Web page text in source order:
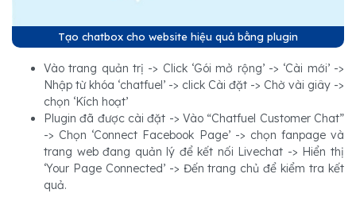
Tạo chatbox cho website hiệu quả bằng plugin
Vào trang quản trị -> Click ‘Gói mở rộng’ -> ‘Cài mới’ ->
Nhập từ khóa ‘chatfuel’ -> click Cài đặt -> Chờ vài giây ->
chọn ‘Kích hoạt’
Plugin đã được cài đặt -> Vào “Chatfuel Customer Chat”
-> Chọn ‘Connect Facebook Page’ -> chọn fanpage và
trang web đang quản lý để kết nối Livechat -> Hiển thị
‘Your Page Connected’ -> Đến trang chủ để kiểm tra kết
quả.